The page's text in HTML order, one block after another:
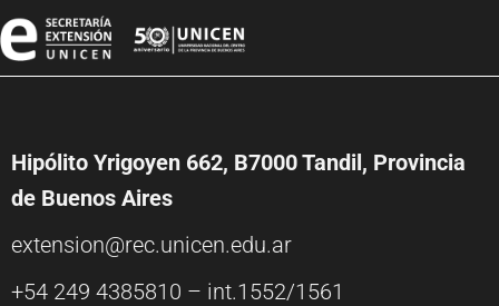
Hipólito Yrigoyen 662, B7000 Tandil, Provincia
de Buenos Aires
extension@rec.unicen.edu.ar
+54 249 4385810 – int.1552/1561